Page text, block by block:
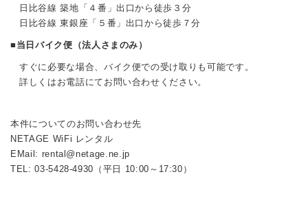
日比谷線 築地「４番」出口から徒歩３分
日比谷線 東銀座「５番」出口から徒歩７分
■ 当日バイク便（法人さまのみ）
すぐに必要な場合、バイク便での受け取りも可能です。
詳しくはお電話にてお問い合わせください。
本件についてのお問い合わせ先
NETAGE WiFi レンタル
EMail: rental@netage.ne.jp
TEL: 03-5428-4930（平日 10:00～17:30）